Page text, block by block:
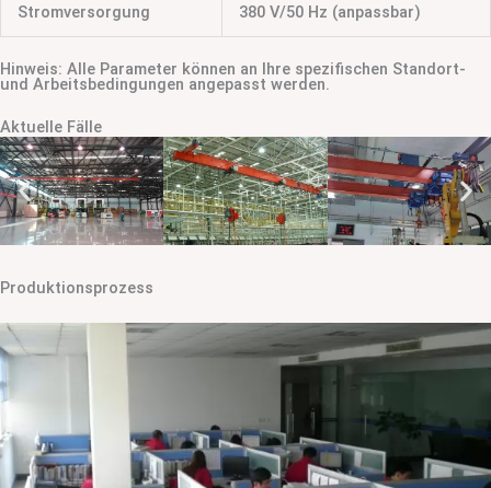
Stromversorgung 380 V/50 Hz (anpassbar)
Hinweis: Alle Parameter können an Ihre spezifischen Standort-
und Arbeitsbedingungen angepasst werden.
Aktuelle Fälle
Produktionsprozess